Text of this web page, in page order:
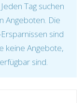
Tag suchen
Angeboten. Die
sind
keine Angebote,
sind.